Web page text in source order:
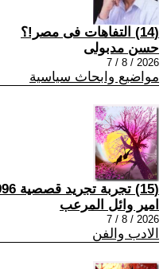
(14) التفاهات فى مصر!؟
حسن مدبولى
2026 / 8 / 7
مواضيع وابحاث سياسية
(15) تجربة تجريد قصصية 1996
امير وائل المرعب
2026 / 8 / 7
الادب والفن